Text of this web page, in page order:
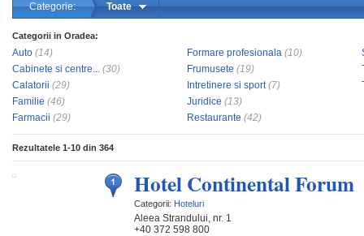
Categorie: Toate
Categorii in Oradea:
Auto (14)
Cabinete si centre... (30)
Calatorii (29)
Familie (46)
Farmacii (29)
Formare profesionala (10)
Frumusete (19)
Intretinere si sport (7)
Juridice (13)
Restaurante (42)
Rezultatele 1-10 din 364
Hotel Continental Forum
Categorii: Hoteluri
Aleea Strandului, nr. 1
+40 372 598 800